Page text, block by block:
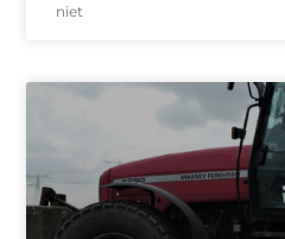
niet